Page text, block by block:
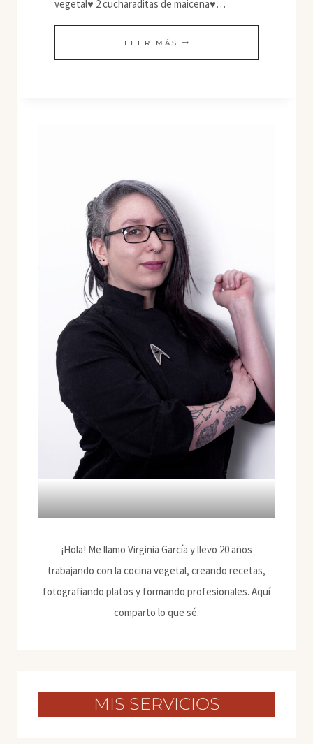
vegetal♥ 2 cucharaditas de maicena♥…
LEER MÁS PESCADO
VEGETARIANO
¡Hola! Me llamo Virginia García y llevo 20 años
trabajando con la cocina vegetal, creando recetas,
fotografiando platos y formando profesionales. Aquí
comparto lo que sé.
MIS SERVICIOS